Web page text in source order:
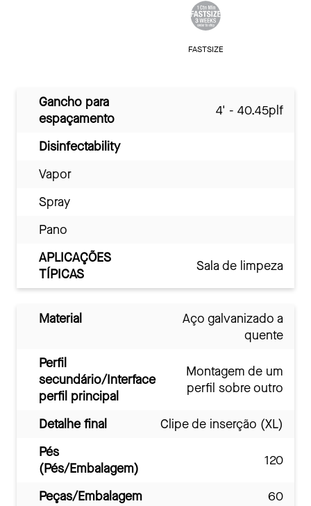
FASTSIZE
Gancho para
espaçamento
4' - 40.45plf
Disinfectability
Vapor
Spray
Pano
APLICAÇÕES
TÍPICAS
Sala de limpeza
Material
Aço galvanizado a
quente
Perfil
secundário/Interface
perfil principal
Montagem de um
perfil sobre outro
Detalhe final
Clipe de inserção (XL)
Pés
(Pés/Embalagem)
120
Peças/Embalagem
60